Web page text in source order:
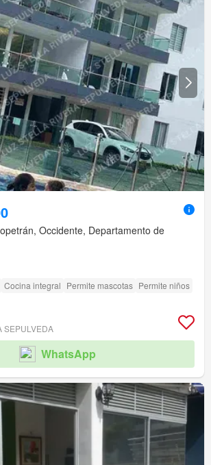
Occidente, Departamento de
Cocina integral Permite mascotas Permite niños
SEPULVEDA
WhatsApp